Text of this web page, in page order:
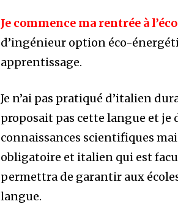
Je commence ma rentrée à
d’ingénieur option éco-
apprentissage.
Je n’ai pas pratiqué d’italien
proposait pas cette langue et
connaissances scientifiques
obligatoire et italien qui est
permettra de garantir aux
langue.